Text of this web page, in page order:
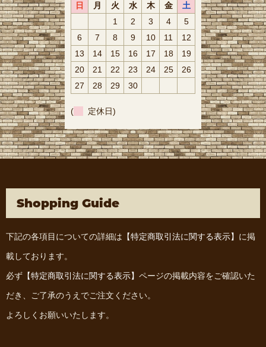
日 月 火 水 木 金
土
1
2 3 4
5
6
7 8 9 10 11
12
13
14 15 16 17 18
19
20
21 22 23 24 25
26
27
28 29 30
( 定休日)
Shopping Guide
下記の各項目についての詳細は 【特定商取引法に関する表示】 に掲
載しております。
必ず 【特定商取引法に関する表示】 ページの掲載内容をご確認いた
だき、ご了承のうえでご注文ください。
よろしくお願いいたします。